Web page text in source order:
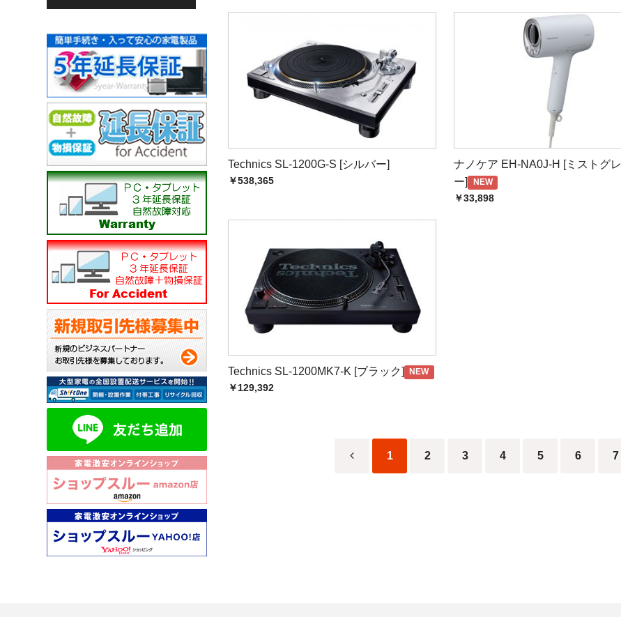
株式会社 若葉 カ）ワカバ
------------------------------------------------
広島銀行 江波支店
普通 3050241
株式会社 若葉 カ）ワカバ
------------------------------------------------
弊社のショップ評価を価格.COMで行って頂いたお客様
※評価コメント内にご注文番号の記載を頂いた方に限ります。
価格.comで、【 ショップスルー】を評価することができます。
http://kakaku.com/shopreview/1858/
※確認が取れかねる場合はキャンペーン対象外となる場合がございますので、ご注意下さい。
Technics SL-1200G-S [シルバー]
￥538,365
ナノケア EH-NA0J-H [ミストグレ
ー]
NEW
￥33,898
Technics SL-1200MK7-K [ブラック] NEW
￥129,392
1 2 3 4 5 6 7